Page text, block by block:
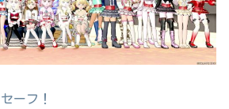
ーフ！